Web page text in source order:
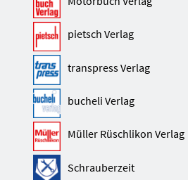
pietsch Verlag
transpress Verlag
bucheli Verlag
Müller Rüschlikon Verlag
Schrauberzeit